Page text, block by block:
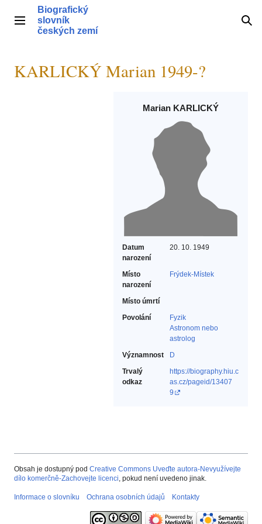
obsahHlavní menu
Biografický
slovník
českých zemí
KARLICKÝ Marian 1949-?
Marian KARLICKÝ
Datum
narození
20. 10. 1949
Místo
narození
Frýdek-Místek
Místo úmrtí
Povolání
Fyzik‎
Astronom nebo
astrolog‎
Významnost
D
Trvalý
odkaz
https://biography.hiu.c
as.cz/pageid/13407
9
Obsah je dostupný pod Creative Commons Uveďte autora-Nevyužívejte
dílo komerčně-Zachovejte licenci, pokud není uvedeno jinak.
Informace o slovníku Ochrana osobních údajů Kontakty